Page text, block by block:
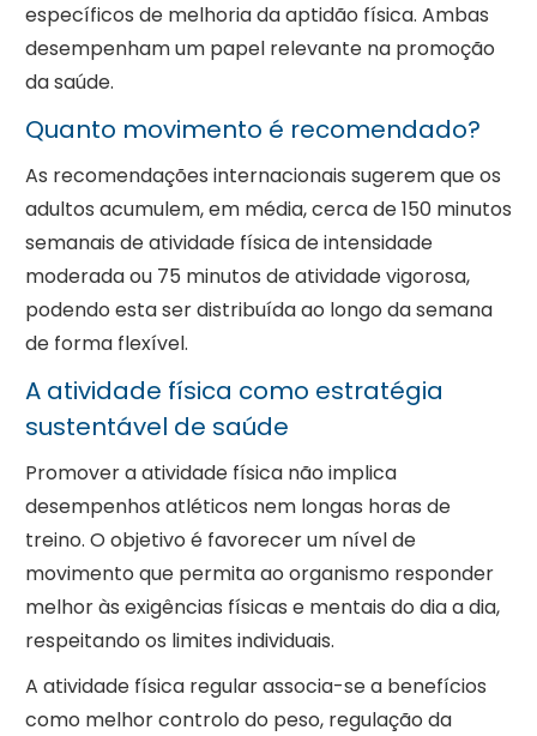
específicos de melhoria da aptidão física. Ambas
desempenham um papel relevante na promoção
da saúde.
Quanto movimento é recomendado?
As recomendações internacionais sugerem que os
adultos acumulem, em média, cerca de 150 minutos
semanais de atividade física de intensidade
moderada ou 75 minutos de atividade vigorosa,
podendo esta ser distribuída ao longo da semana
de forma flexível.
A atividade física como estratégia
sustentável de saúde
Promover a atividade física não implica
desempenhos atléticos nem longas horas de
treino. O objetivo é favorecer um nível de
movimento que permita ao organismo responder
melhor às exigências físicas e mentais do dia a dia,
respeitando os limites individuais.
A atividade física regular associa-se a benefícios
como melhor controlo do peso, regulação da